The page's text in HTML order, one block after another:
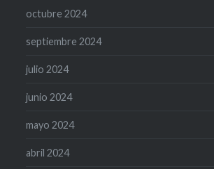
octubre 2024
septiembre 2024
julio 2024
junio 2024
mayo 2024
abril 2024